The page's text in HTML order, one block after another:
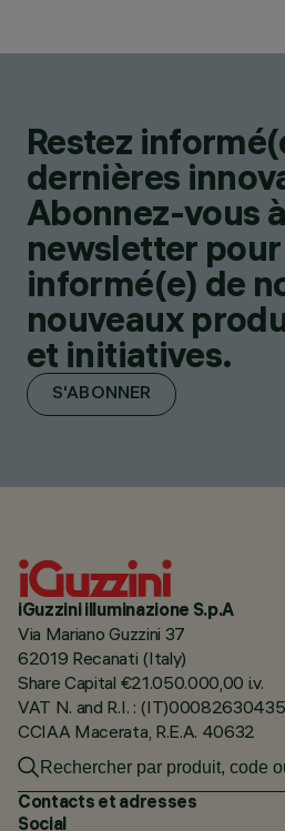
Restez
dernières
Abonnez-vous
newsletter
informé(e) de
nouveaux
et initiatives.
S'ABONNER
iGuzzini illuminazione S.p.A
Via Mariano Guzzini 37
62019 Recanati (Italy)
Share Capital €21.050.000,00 i.v.
VAT N. and R.I. : (IT)00082630435
CCIAA Macerata, R.E.A. 40632
Contacts et adresses
Social